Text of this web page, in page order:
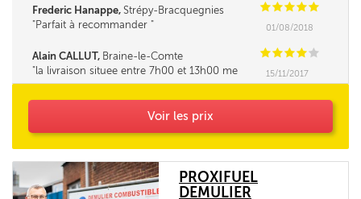
Frederic Hanappe, Strépy-Bracquegnies CCCCC
Parfait à recommander
01/08/2018
Alain CALLUT, Braine-le-Comte CCCC C
la livraison situee entre 7h00 et 13h00 me
parait tres longue. la fourchette ne pourrait elle
15/11/2017
Voir les prix
PROXIFUEL
DEMULIER